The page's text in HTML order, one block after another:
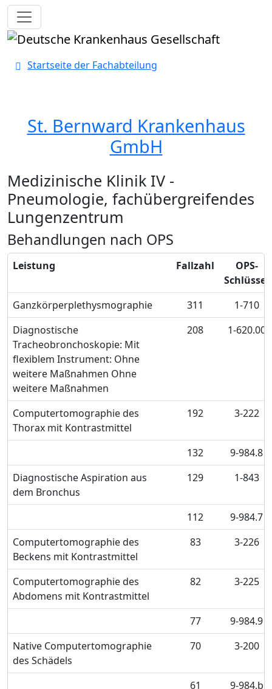
Toggle navigation
Startseite der Fachabteilung
St. Bernward Krankenhaus
GmbH
Medizinische Klinik IV -
Pneumologie, fachübergreifendes
Lungenzentrum
Behandlungen nach OPS
Leistung Fallzahl
OPS-
Schlüssel
Ganzkörperplethysmographie
311
1-710
Diagnostische
Tracheobronchoskopie: Mit
flexiblem Instrument: Ohne
weitere Maßnahmen Ohne
weitere Maßnahmen
208 1-620.00
Computertomographie des
Thorax mit Kontrastmittel
192 3-222
132
9-984.8
Diagnostische Aspiration aus
dem Bronchus
129 1-843
112
9-984.7
Computertomographie des
Beckens mit Kontrastmittel
83 3-226
Computertomographie des
Abdomens mit Kontrastmittel
82 3-225
77
9-984.9
Native Computertomographie
des Schädels
70 3-200
61
9-984.b